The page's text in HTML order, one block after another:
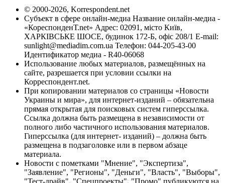
© 2000-2026, Korrespondent.net
Субъект в сфере онлайн-медиа Название онлайн-медиа -
«КореспонденТ.net» Адрес: 02091, місто Київ,
ХАРКІВСЬКЕ ШОСЕ, будинок 172-Б, офіс 208/1 E-mail:
sunlight@mediadim.com.ua Телефон: 044-205-43-00
Идентификатор медиа - R40-06068
Использование любых материалов, размещённых на
сайте, разрешается при условии ссылки на
Корреспондент.net.
При копировании материалов со страницы «Новости
Украины и мира», для интернет-изданий – обязательна
прямая открытая для поисковых систем гиперссылка.
Ссылка должна быть размещена в независимости от
полного либо частичного использования материалов.
Гиперссылка (для интернет- изданий) – должна быть
размещена в подзаголовке или в первом абзаце
материала.
Новости с пометками "Мнение", "Экспертиза",
"Заявление", "Регионы", "Деньги", "Власть", "Выборы",
"Тест-драйв", "Спецпроекты", "Промо" публикуются на